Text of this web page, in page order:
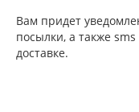
Вам придет
посылки, а также
доставке.